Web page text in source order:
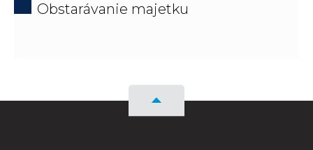
Obstarávanie majetku